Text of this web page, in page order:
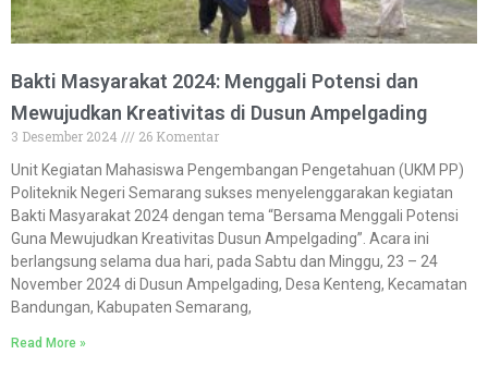
Bakti Masyarakat 2024: Menggali Potensi dan
Mewujudkan Kreativitas di Dusun Ampelgading
3 Desember 2024
26 Komentar
Unit Kegiatan Mahasiswa Pengembangan Pengetahuan (UKM PP)
Politeknik Negeri Semarang sukses menyelenggarakan kegiatan
Bakti Masyarakat 2024 dengan tema “Bersama Menggali Potensi
Guna Mewujudkan Kreativitas Dusun Ampelgading”. Acara ini
berlangsung selama dua hari, pada Sabtu dan Minggu, 23 – 24
November 2024 di Dusun Ampelgading, Desa Kenteng, Kecamatan
Bandungan, Kabupaten Semarang,
Read More »